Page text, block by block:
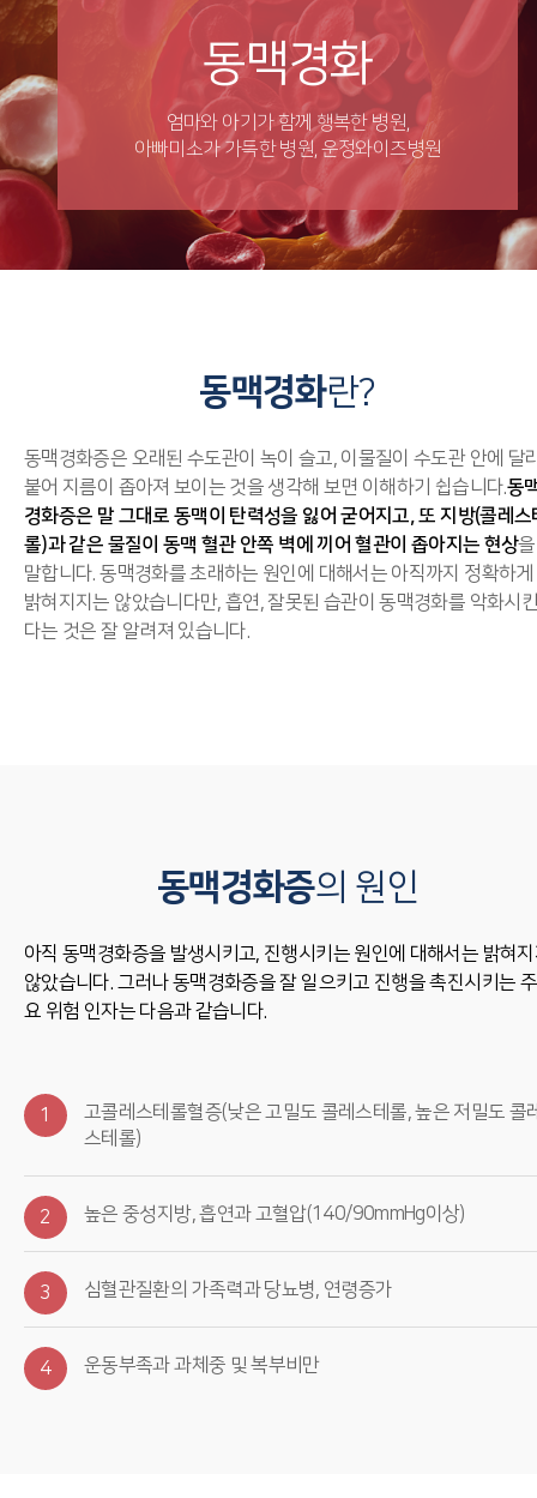
동맥경화
엄마와 아기가 함께 행복한 병원,
아빠미소가 가득한 병원, 운정와이즈병원
동맥경화란?
동맥경화증은 오래된 수도관이 녹이 슬고, 이물질이 수도관 안에 달
붙어 지름이 좁아져 보이는 것을 생각해 보면 이해하기 쉽습니다.동
경화증은 말 그대로 동맥이 탄력성을 잃어 굳어지고, 또 지방(콜레스
롤)과 같은 물질이 동맥 혈관 안쪽 벽에 끼어 혈관이 좁아지는 현상을
말합니다. 동맥경화를 초래하는 원인에 대해서는 아직까지 정확하게
밝혀지지는 않았습니다만, 흡연, 잘못된 습관이 동맥경화를 악화시킨
다는 것은 잘 알려져 있습니다.
동맥경화증의 원인
아직 동맥경화증을 발생시키고, 진행시키는 원인에 대해서는 밝혀
않았습니다. 그러나 동맥경화증을 잘 일으키고 진행을 촉진시키는 주
요 위험 인자는 다음과 같습니다.
1
고콜레스테롤혈증(낮은 고밀도 콜레스테롤, 높은 저밀도 콜
스테롤)
2 높은 중성지방, 흡연과 고혈압(140/90mmHg이상)
3 심혈관질환의 가족력과 당뇨병, 연령증가
4 운동부족과 과체중 및 복부비만